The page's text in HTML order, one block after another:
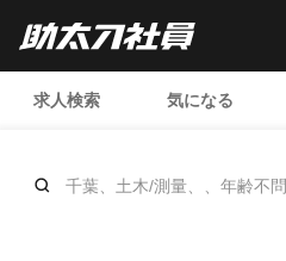
求人検索 気になる
千葉、土木/測量、、年齢不問